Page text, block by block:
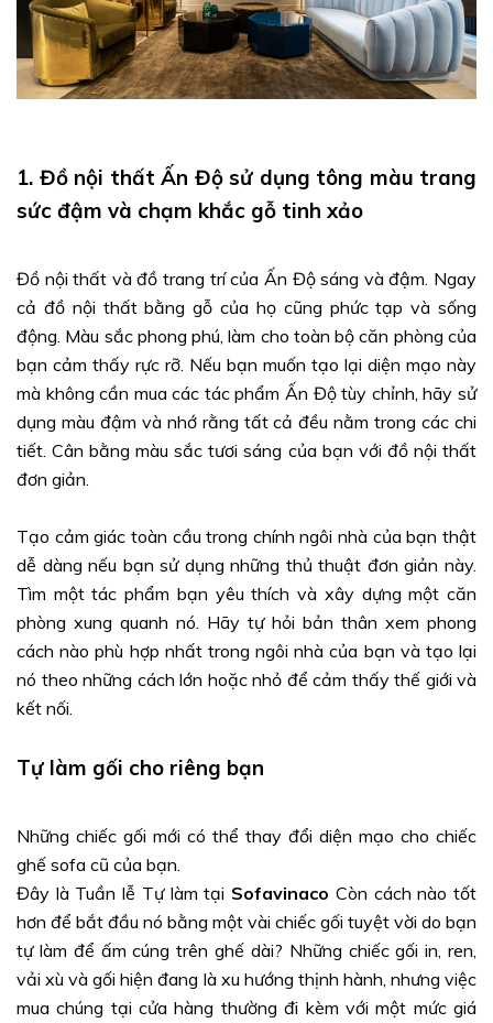
1. Đồ nội thất Ấn Độ sử dụng tông màu trang
sức đậm và chạm khắc gỗ tinh xảo
Đồ nội thất và đồ trang trí của Ấn Độ sáng và đậm. Ngay
cả đồ nội thất bằng gỗ của họ cũng phức tạp và sống
động. Màu sắc phong phú, làm cho toàn bộ căn phòng của
bạn cảm thấy rực rỡ. Nếu bạn muốn tạo lại diện mạo này
mà không cần mua các tác phẩm Ấn Độ tùy chỉnh, hãy sử
dụng màu đậm và nhớ rằng tất cả đều nằm trong các chi
tiết. Cân bằng màu sắc tươi sáng của bạn với đồ nội thất
đơn giản.
Tạo cảm giác toàn cầu trong chính ngôi nhà của bạn thật
dễ dàng nếu bạn sử dụng những thủ thuật đơn giản này.
Tìm một tác phẩm bạn yêu thích và xây dựng một căn
phòng xung quanh nó. Hãy tự hỏi bản thân xem phong
cách nào phù hợp nhất trong ngôi nhà của bạn và tạo lại
nó theo những cách lớn hoặc nhỏ để cảm thấy thế giới và
kết nối.
Tự làm gối cho riêng bạn
Những chiếc gối mới có thể thay đổi diện mạo cho chiếc
ghế sofa cũ của bạn.
Đây là Tuần lễ Tự làm tại Sofavinaco Còn cách nào tốt
hơn để bắt đầu nó bằng một vài chiếc gối tuyệt vời do bạn
tự làm để ấm cúng trên ghế dài? Những chiếc gối in, ren,
vải xù và gối hiện đang là xu hướng thịnh hành, nhưng việc
mua chúng tại cửa hàng thường đi kèm với một mức giá